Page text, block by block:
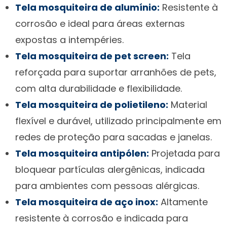
Tela mosquiteira de alumínio: Resistente à
corrosão e ideal para áreas externas
expostas a intempéries.
Tela mosquiteira de pet screen: Tela
reforçada para suportar arranhões de pets,
com alta durabilidade e flexibilidade.
Tela mosquiteira de polietileno: Material
flexível e durável, utilizado principalmente em
redes de proteção para sacadas e janelas.
Tela mosquiteira antipólen: Projetada para
bloquear partículas alergênicas, indicada
para ambientes com pessoas alérgicas.
Tela mosquiteira de aço inox: Altamente
resistente à corrosão e indicada para